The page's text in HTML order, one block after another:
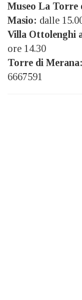
Museo La Torre
Masio: dalle
Villa Ottolenghi
ore 14.30
Torre di Merana:
6667591